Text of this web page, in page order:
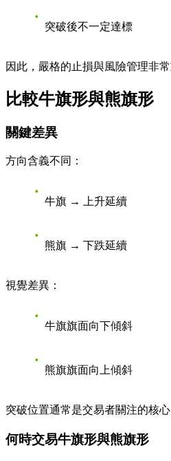
突破後不一定達標
因此，嚴格的止損與風險管理非常
比較牛旗形與熊旗形
關鍵差異
方向含義不同：
牛旗 → 上升延續
熊旗 → 下跌延續
視覺差異：
牛旗旗面向下傾斜
熊旗旗面向上傾斜
突破位置通常是交易者關注的核心
何時交易牛旗形與熊旗形